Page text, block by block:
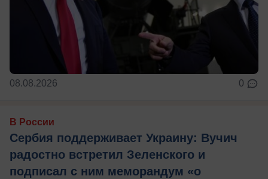
08.08.2026 0
В России
Сербия поддерживает Украину: Вучич
радостно встретил Зеленского и
подписал с ним меморандум «о